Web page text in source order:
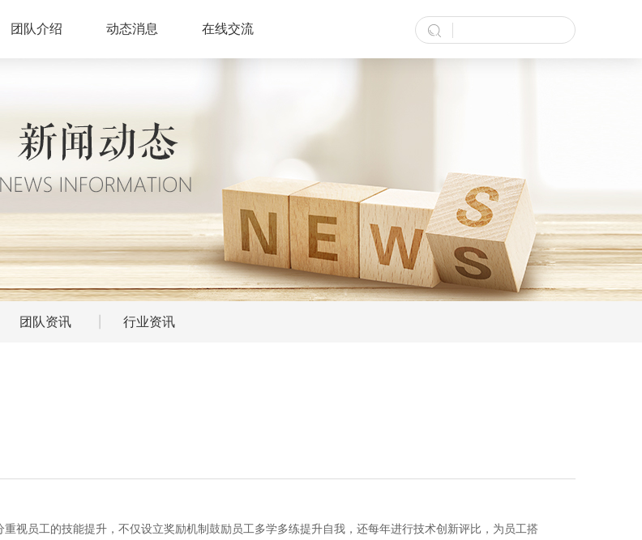
团队介绍 动态消息 在线交流
团队资讯 行业资讯
视员工的技能提升，不仅设立奖励机制鼓励员工多学多练提升自我，还每年进行技术创新评比，为员工搭